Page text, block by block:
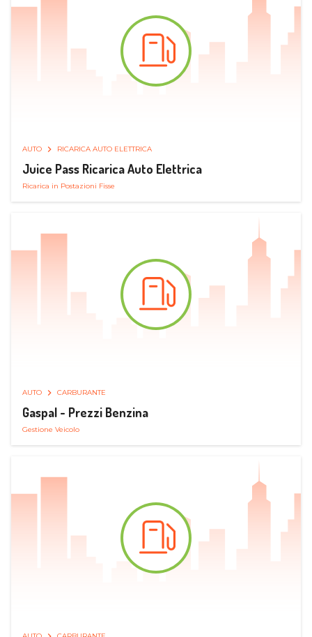
AUTO RICARICA AUTO ELETTRICA
Juice Pass Ricarica Auto Elettrica
Ricarica in Postazioni Fisse
AUTO CARBURANTE
Gaspal - Prezzi Benzina
Gestione Veicolo